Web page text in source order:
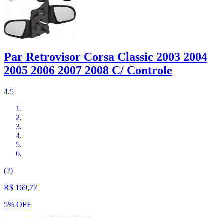
Par Retrovisor Corsa Classic 2003 2004
2005 2006 2007 2008 C/ Controle
4.5
(2)
R$ 169,77
5% OFF